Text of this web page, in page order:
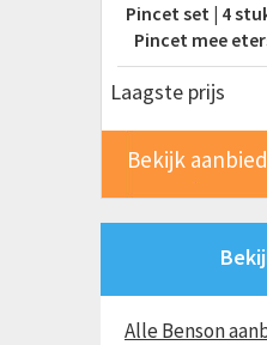
Pincet set | 4
Pincet mee
Laagste prijs
Bekijk
Alle Benson